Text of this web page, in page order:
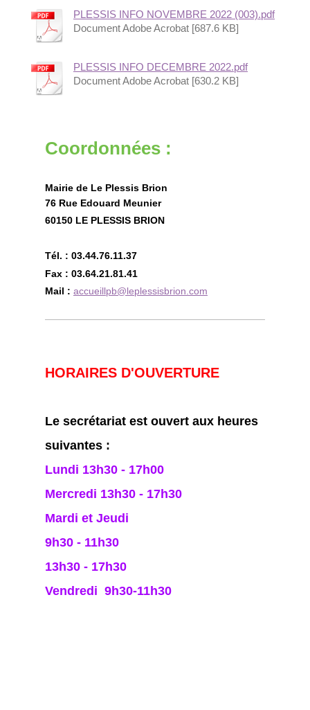
PLESSIS INFO NOVEMBRE 2022 (003).pdf
Document Adobe Acrobat [687.6 KB]
PLESSIS INFO DECEMBRE 2022.pdf
Document Adobe Acrobat [630.2 KB]
Coordonnées :
Mairie de Le Plessis Brion
76 Rue Edouard Meunier
60150 LE PLESSIS BRION
Tél. : 03.44.76.11.37
Fax : 03.64.21.81.41
Mail : accueillpb@leplessisbrion.com
HORAIRES D'OUVERTURE
Le secrétariat est ouvert aux heures
suivantes :
Lundi 13h30 - 17h00
Mercredi 13h30 - 17h30
Mardi et Jeudi
9h30 - 11h30
13h30 - 17h30
Vendredi 9h30-11h30